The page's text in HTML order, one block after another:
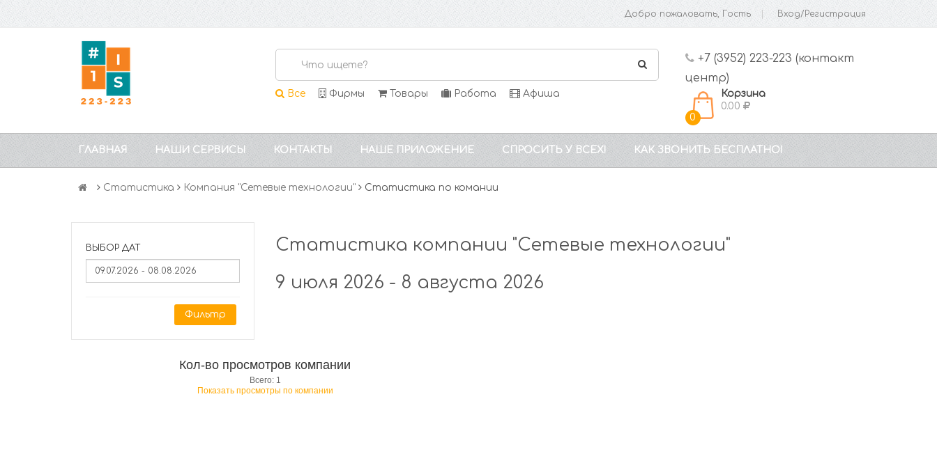
Добро пожаловать, Гость Вход/Регистрация
Все Фирмы Товары Работа Афиша
+7 (3952) 223-223 (контакт
центр)
0
Корзина
0.00
ГЛАВНАЯ НАШИ СЕРВИСЫ КОНТАКТЫ НАШЕ ПРИЛОЖЕНИЕ СПРОСИТЬ У ВСЕХ! КАК ЗВОНИТЬ БЕСПЛАТНО!
Статистика Компания "Сетевые технологии" Статистика по комании
ВЫБОР ДАТ
Фильтр
Статистика компании "Сетевые технологии"
9 июля 2026 - 8 августа 2026
Кол-во просмотров компании
Всего: 1
Показать просмотры по компании